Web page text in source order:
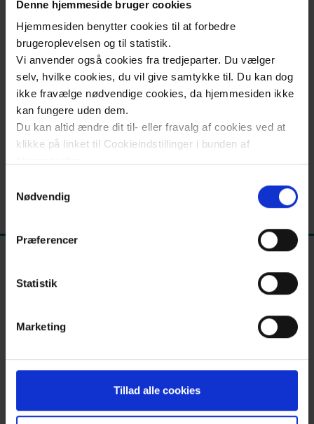
Denne hjemmeside bruger cookies
Hjemmesiden benytter cookies til at forbedre
brugeroplevelsen og til statistik.
Vi anvender også cookies fra tredjeparter. Du vælger
selv, hvilke cookies, du vil give samtykke til. Du kan dog
ikke fravælge nødvendige cookies, da hjemmesiden ikke
kan fungere uden dem.
Du kan altid ændre dit til- eller fravalg af cookies ved at
klikke på linket til Cookieindstillinger i bunden af
Læs mere om brugen af cookies på vores hjemmeside
Læs mere om vores behandling af personoplysninger
her.
Nødvendig
Præferencer
Statistik
Marketing
Tillad alle cookies
Nyheder
og
info
Kontakt
Kontakt os
Adresse